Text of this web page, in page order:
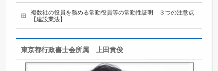
複数社の役員を務める常勤役員等の常勤性証明 ３つの注意点
【建設業法】
東京都行政書士会所属 上田貴俊